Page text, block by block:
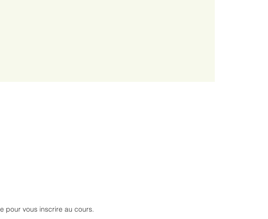
pour vous inscrire au cours.